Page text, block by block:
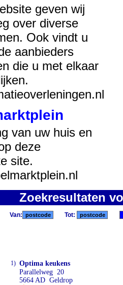
geven wij
over diverse
Ook vindt u
aanbieders
die u met elkaar
van uw huis en
deze
site.
Zoekresultaten
Van: Tot:
1) Optima keukens
Parallelweg 20
5664 AD Geldrop